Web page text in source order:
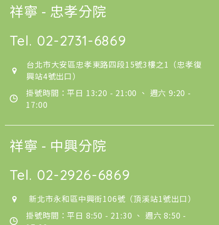
祥寧 - 忠孝分院
Tel. 02-2731-6869
台北市大安區忠孝東路四段15號3樓之1（忠孝復
興站4號出口）
掛號時間：平日 13:20 - 21:00 、 週六 9:20 -
17:00
祥寧 - 中興分院
Tel. 02-2926-6869
新北市永和區中興街106號（頂溪站1號出口）
掛號時間：平日 8:50 - 21:30 、 週六 8:50 -